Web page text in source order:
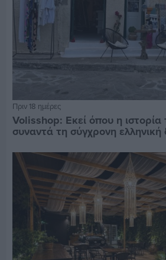
Πριν 18 ημέρες
Volisshop: Εκεί όπου η ιστορία
συναντά τη σύγχρονη ελληνική